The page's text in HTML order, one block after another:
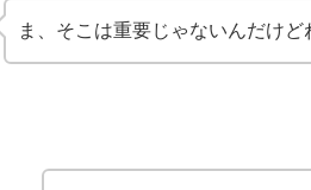
ま、そこは重要じゃないんだけ